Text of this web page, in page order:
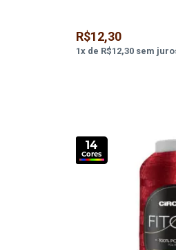
R$12,30
1xde R$12,30sem
14
Cores